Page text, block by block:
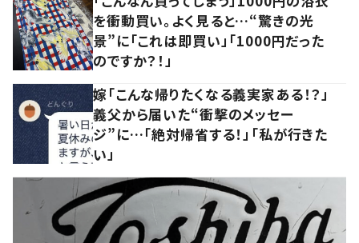
を衝動買い。よく見ると…“驚きの光
景”に「これは即買い」「1000円だった
のですか？！」
嫁「こんな帰りたくなる義実家ある！？」
義父から届いた“衝撃のメッセー
ジ”に…「絶対帰省する！」「私が行きた
い」